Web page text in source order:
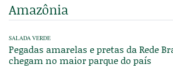
Amazônia
SALADA VERDE
Pegadas amarelas e pretas da Rede
chegam no maior parque do país